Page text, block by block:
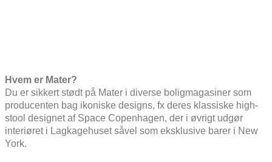
Hvem er Mater?
Du er sikkert stødt på Mater i diverse boligmagasiner som
producenten bag ikoniske designs, fx deres klassiske high-
stool designet af Space Copenhagen, der i øvrigt udgør
interiøret i Lagkagehuset såvel som eksklusive barer i New
York.